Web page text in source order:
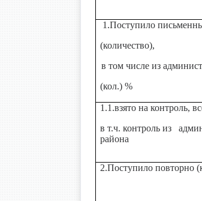
1.Поступило
(количество),
в том числе из
(кол.) %
1.1.взято на контроль,
в т.ч. контроль из
района
2.Поступило повторно